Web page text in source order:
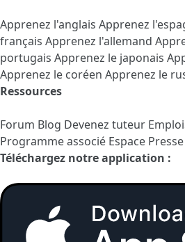
Apprenez l'anglais Apprenez
français Apprenez l'allemand
portugais Apprenez le japonais
Apprenez le coréen Apprenez le
Ressources
Forum Blog Devenez tuteur
Programme associé Espace Presse
Téléchargez notre application :